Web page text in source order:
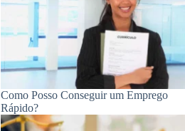
Como Posso Conseguir um Emprego
Rápido?